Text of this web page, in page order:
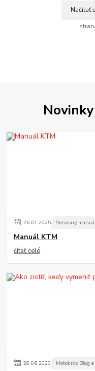
Načítať
26.01.2025 Servisný
Manuál KTM
čítať celé
28.06.2020 Motokros Blog